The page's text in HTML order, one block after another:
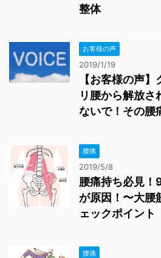
整体
お客様の声
2019/1/19
【お客様の声
リ腰から解放さ
ないで！その腰
腰痛
2019/5/8
腰痛持ち必見！
が原因！〜大腰
ェックポイント
腰痛